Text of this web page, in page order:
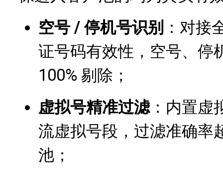
空号 / 停机号识别 ：对接
证号码有效性，空号、停
100% 剔除；
虚拟号精准过滤：内置虚
流虚拟号段，过滤准确率
池；